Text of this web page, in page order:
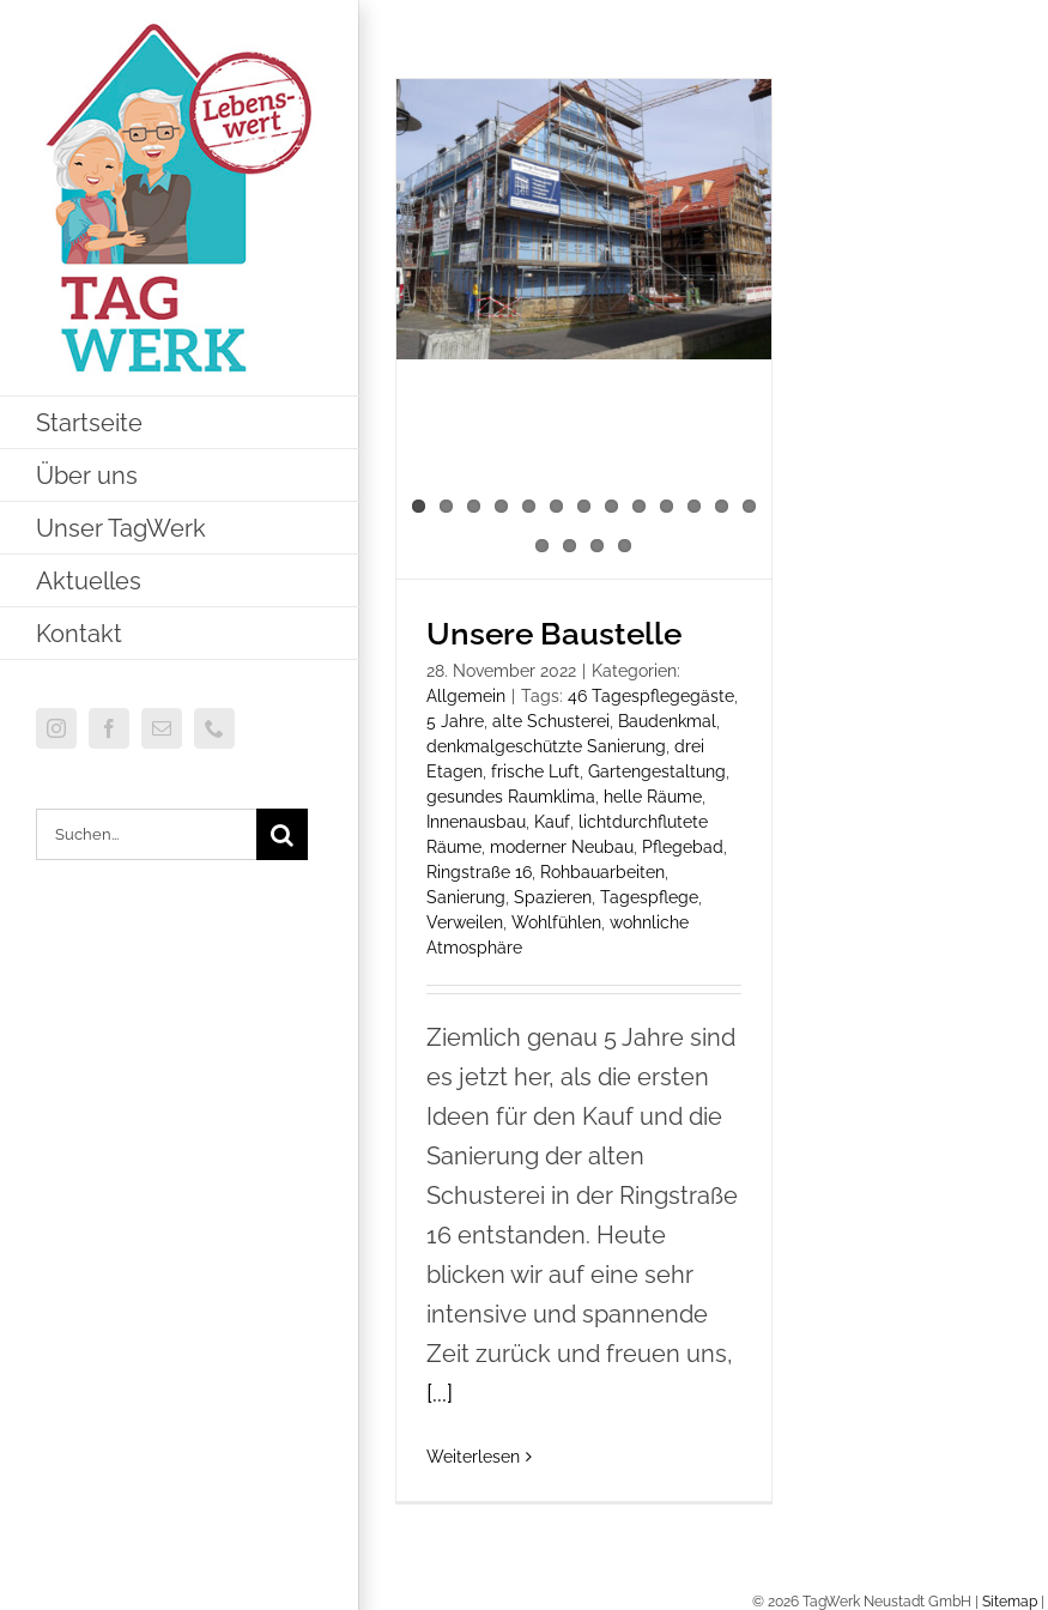
springen
Startseite
Über uns
Unser TagWerk
Aktuelles
Kontakt
InstagramFacebook
E-
Telefon
Suche
nach:
Unsere Baustelle
28. November 2022 | Kategorien:
Allgemein | Tags: 46 Tagespflegegäste
5 Jahre alte Schusterei Baudenkmal
denkmalgeschützte Sanierung drei
Etagen frische Luft Gartengestaltung
gesundes Raumklima helle Räume
Innenausbau Kauf lichtdurchflutete
Räume moderner Neubau Pflegebad
Ringstraße 16 Rohbauarbeiten
Sanierung Spazieren Tagespflege
Verweilen Wohlfühlen wohnliche
Atmosphäre
Ziemlich genau 5 Jahre sind
es jetzt her, als die ersten
Ideen für den Kauf und die
Sanierung der alten
Schusterei in der Ringstraße
16 entstanden. Heute
blicken wir auf eine sehr
intensive und spannende
Zeit zurück und freuen uns,
[...]
Weiterlesen
© 2026 TagWerk Neustadt GmbH | Sitemap|